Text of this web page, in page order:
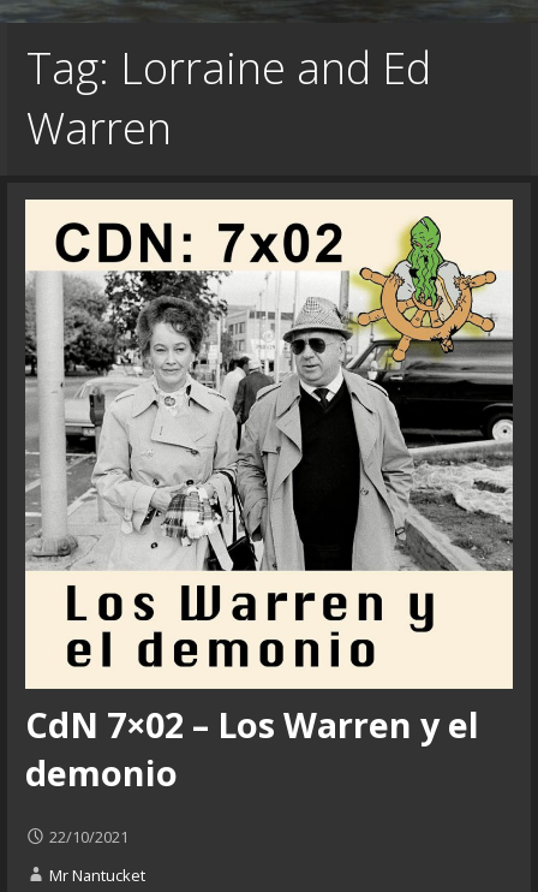
Tag: Lorraine and Ed
Warren
CdN 7×02 – Los Warren y el
demonio
22/10/2021
Mr Nantucket